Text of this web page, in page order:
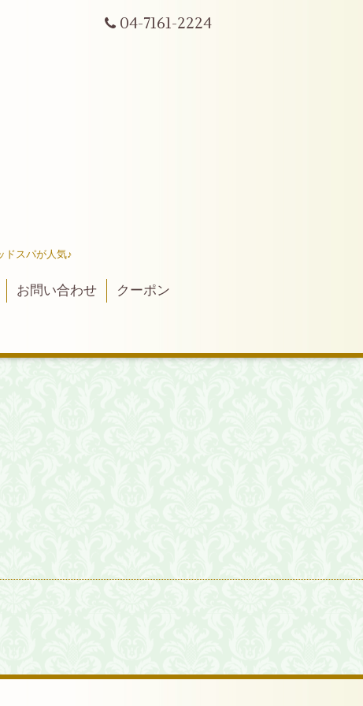
04-7161-2224
ドスパが人気♪
お問い合わせ
クーポン